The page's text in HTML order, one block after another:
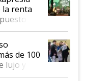
la renta
50
de 100
lujo y